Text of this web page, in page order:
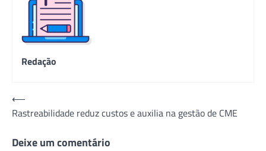
Redação
Navegação
de
Post
⟵
Rastreabilidade reduz custos e auxilia na gestão de CME
Deixe um comentário